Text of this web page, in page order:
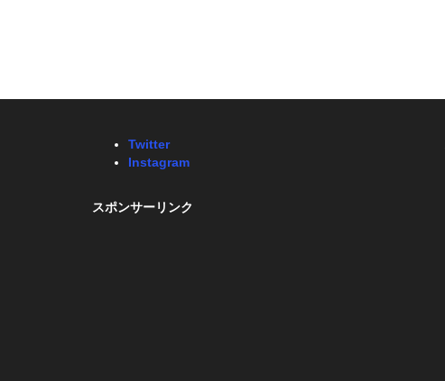
Twitter
Instagram
スポンサーリンク